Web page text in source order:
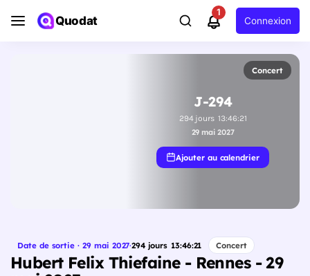
Quodat
1
Connexion
Concert
J-294
294jours 13:46:20
29 mai 2027
Ajouter au calendrier
Date de sortie · 29 mai 2027·294 jours 13:46:20 Concert
Hubert Felix Thiefaine - Rennes - 29